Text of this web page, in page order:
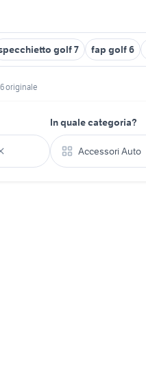
golf 7 fap golf 6
originale
In quale categoria?
Accessori Auto